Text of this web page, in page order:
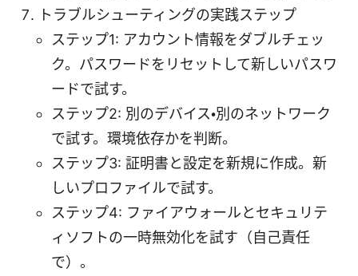
トラブルシューティングの実践ステップ
ステップ1: アカウント情報をダブルチェッ
ク。パスワードをリセットして新しいパスワ
ードで試す。
ステップ2: 別のデバイス・別のネットワーク
で試す。環境依存かを判断。
ステップ3: 証明書と設定を新規に作成。新
しいプロファイルで試す。
ステップ4: ファイアウォールとセキュリテ
ィソフトの一時無効化を試す（自己責任
で）。